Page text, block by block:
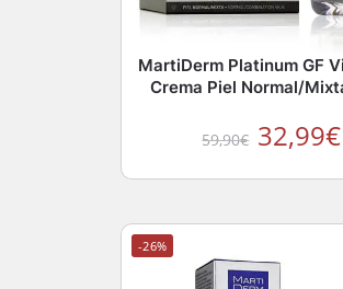
MartiDerm Platinum GF
Crema Piel Normal/
59,90€ 32,99€
-26%